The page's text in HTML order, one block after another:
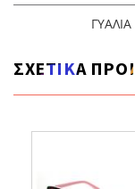
ΣΧΕΤΙΚΑ